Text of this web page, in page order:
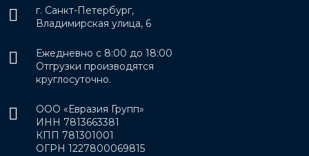
г. Санкт-Петербург,
Владимирская улица, 6
Ежедневно с 8:00 до 18:00
Отгрузки производятся
круглосуточно.
ООО «Евразия Групп»
ИНН 7813663381
КПП 781301001
ОГРН 1227800069815